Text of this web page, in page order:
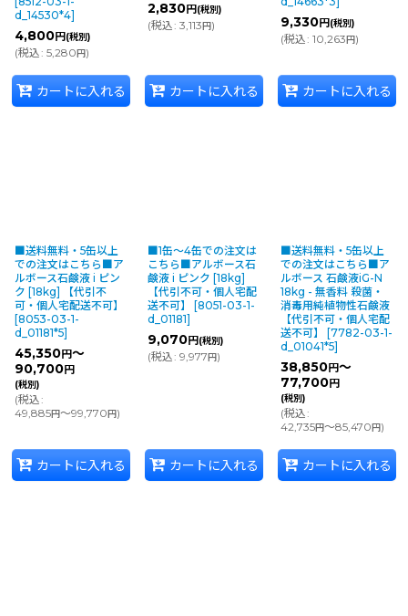
d_14530*4]
4,800円(税別)
(税込: 5,280円)
カートに入れる
2,830円(税別)
(税込: 3,113円)
カートに入れる
9,330円(税別)
(税込: 10,263円)
カートに入れる
■送料無料・5缶以上
での注文はこちら■ア
ルボース石鹸液 i ピン
ク [18kg] 【代引不
可・個人宅配送不可】
[8053-03-1-
d_01181*5]
45,350円～
90,700円
(税別)
(税込:
49,885円～99,770円)
カートに入れる
■1缶〜4缶での注文は
こちら■アルボース石
鹸液 i ピンク [18kg]
【代引不可・個人宅配
送不可】
[8051-03-1-
d_01181]
9,070円(税別)
(税込: 9,977円)
カートに入れる
■送料無料・5缶以上
での注文はこちら■ア
ルボース 石鹸液iG-N
18kg - 無香料 殺菌・
消毒用純植物性石鹸液
【代引不可・個人宅配
送不可】
[7782-03-1-
d_01041*5]
38,850円～
77,700円
(税別)
(税込:
42,735円～85,470円)
カートに入れる